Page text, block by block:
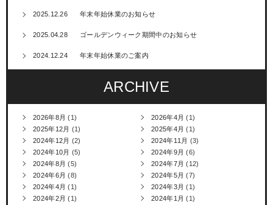
2025.12.26 年末年始休業のお知らせ
2025.04.28 ゴールデンウィーク期間中のお知らせ
2024.12.24 年末年始休業のご案内
ARCHIVE
2026年8月 (1) 2026年4月 (1)
2025年12月 (1) 2025年4月 (1)
2024年12月 (2) 2024年11月 (3)
2024年10月 (5) 2024年9月 (6)
2024年8月 (5) 2024年7月 (12)
2024年6月 (8) 2024年5月 (7)
2024年4月 (1) 2024年3月 (1)
2024年2月 (1) 2024年1月 (1)